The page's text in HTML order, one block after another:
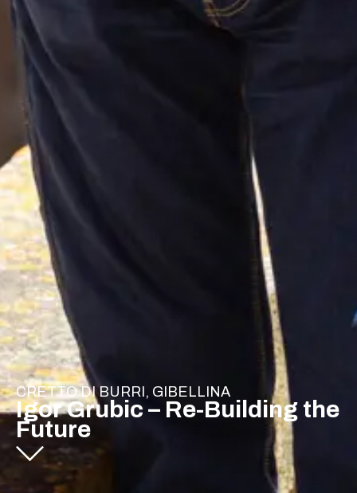
CRETTO DI BURRI, GIBELLINA
Igor Grubic – Re-Building the
Future